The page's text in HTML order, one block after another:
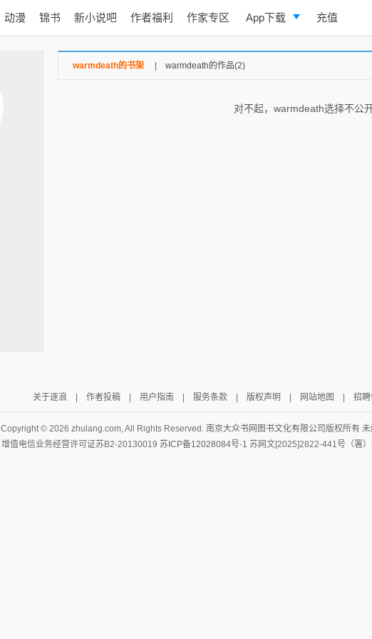
动漫 锦书 新小说吧 作者福利 作家专区 App下载
逐浪小说
充值
warmdeath的书架 warmdeath的作品(2)
对不起，warmdeath选择不公
关于逐浪 作者投稿| 用户指南 服务条款| 版权声明 网站地图 招聘
Copyright © 2026 zhulang.com, All Rights Reserved. 南京大众书网图书文化有限公司 版权所有 未
增值电信业务经营许可证苏B2-20130019 苏ICP备12028084号-1 苏网文[2025]2822-441号（署